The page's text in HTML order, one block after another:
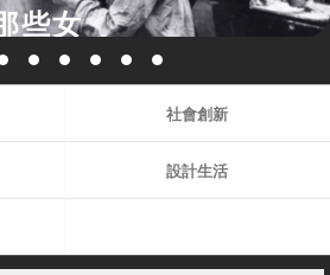
認識我們
社會創新
設計生活